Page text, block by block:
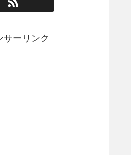
サーリンク